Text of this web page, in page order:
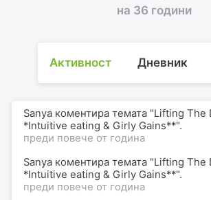
на 36 години
Активност Дневник
Sanya коментира темата "Lifting The
*Intuitive eating & Girly Gains**".
преди повече от година
Sanya коментира темата "Lifting The
*Intuitive eating & Girly Gains**".
преди повече от година